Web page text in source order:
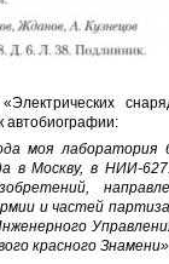
автобиографии:
моя лаборатория
в Москву, в НИИ-
и частей
красного Знамени».